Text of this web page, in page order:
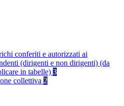
conferiti e autorizzati ai
(dirigenti e non dirigenti) (da
in tabelle) 3
collettiva 2